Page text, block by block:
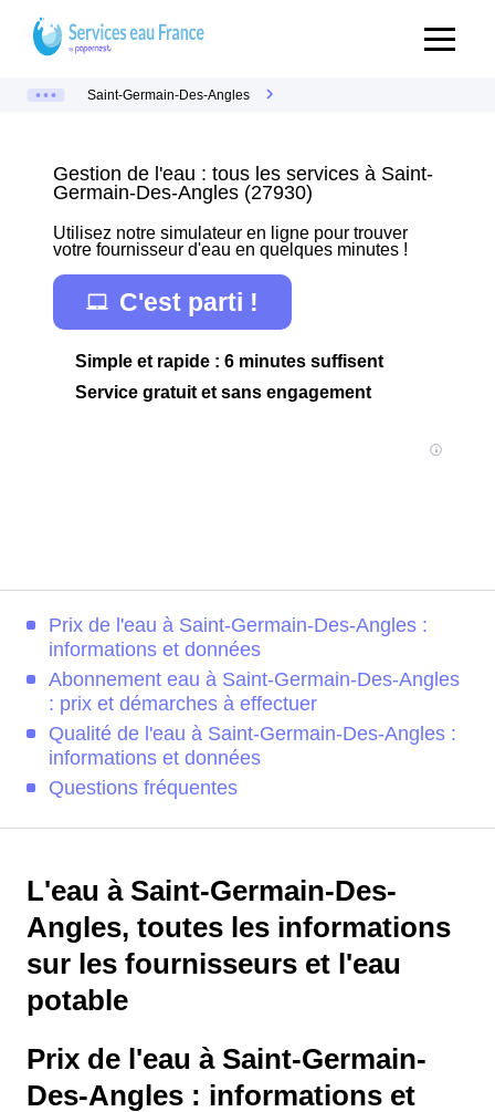
Saint-Germain-Des-Angles
Gestion de l'eau : tous les services à Saint-
Germain-Des-Angles (27930)
Utilisez notre simulateur en ligne pour trouver
votre fournisseur d'eau en quelques minutes !
C'est parti !
Simple et rapide : 6 minutes suffisent
Service gratuit et sans engagement
Prix de l'eau à Saint-Germain-Des-Angles :
informations et données
Abonnement eau à Saint-Germain-Des-Angles
: prix et démarches à effectuer
Qualité de l'eau à Saint-Germain-Des-Angles :
informations et données
Questions fréquentes
L'eau à Saint-Germain-Des-
Angles, toutes les informations
sur les fournisseurs et l'eau
potable
Prix de l'eau à Saint-Germain-
Des-Angles : informations et